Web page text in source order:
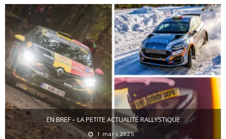
EN BREF – LA PETITE ACTUALITÉ RALLYSTIQUE
1 mars 2025